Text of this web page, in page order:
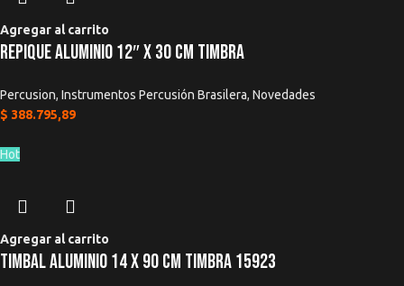
Agregar al carrito
Repique Aluminio 12″ x 30 Cm TIMBRA
Percusion, Instrumentos Percusión Brasilera, Novedades
$ 388.795,89
Hot
Agregar al carrito
Timbal Aluminio 14 x 90 Cm Timbra 15923